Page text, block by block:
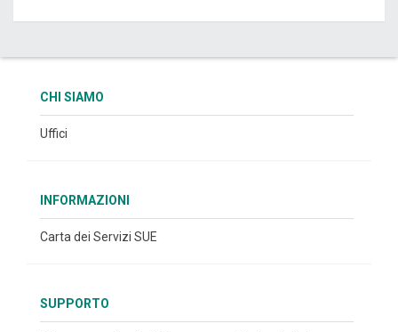
CHI SIAMO
Uffici
INFORMAZIONI
Carta dei Servizi SUE
SUPPORTO